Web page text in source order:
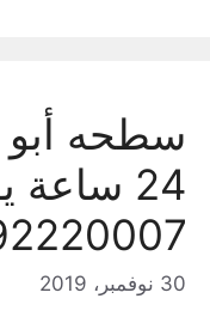
سطحه أبو
24 ساعة
92220007
30 نوفمبر، 2019